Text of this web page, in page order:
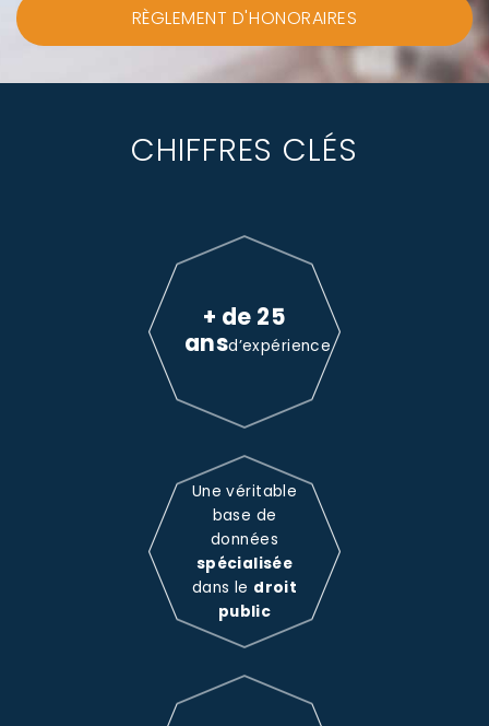
RÈGLEMENT D'HONORAIRES
CHIFFRES CLÉS
+ de 25
ansd’expérience
Une véritable
base de
données
spécialisée
dans le droit
public